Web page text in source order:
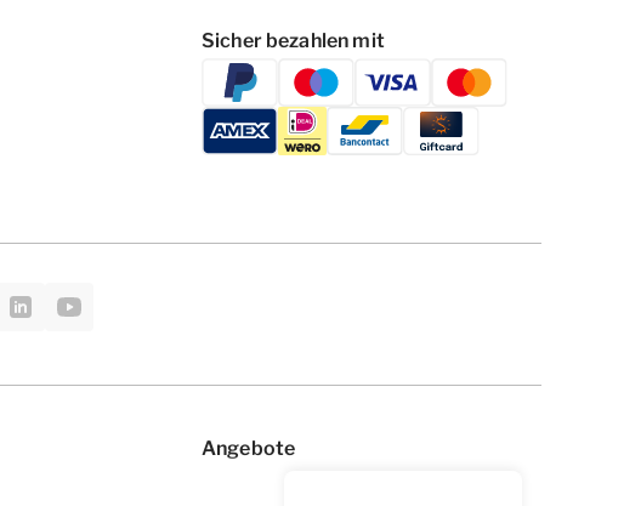
Sicher bezahlen mit
Angebote